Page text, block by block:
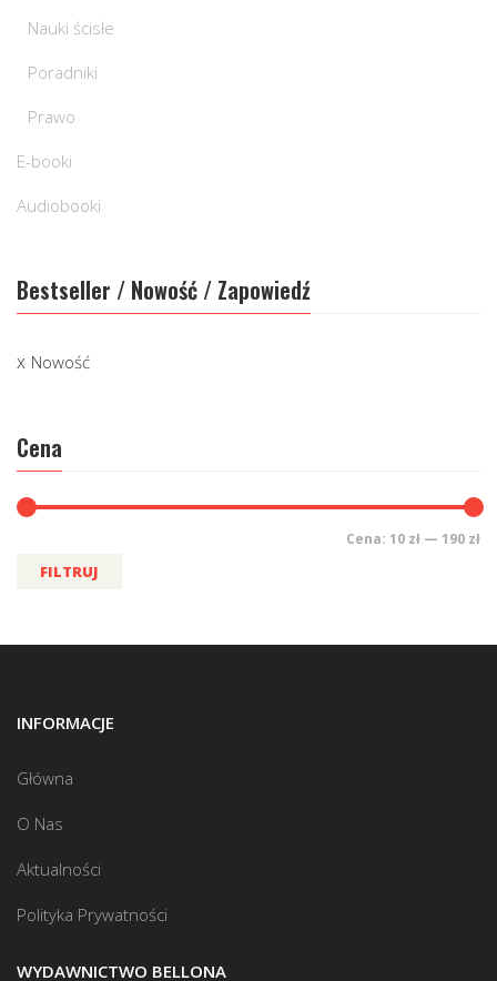
Nauki ścisłe
Poradniki
Prawo
E-booki
Audiobooki
Bestseller / Nowość / Zapowiedź
Nowość
Cena
FILTRUJ
Cena: 10 zł — 190 zł
INFORMACJE
Główna
O Nas
Aktualności
Polityka Prywatności
WYDAWNICTWO BELLONA